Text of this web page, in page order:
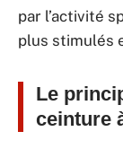
par l’activité
plus stimulés
Le
ceinture